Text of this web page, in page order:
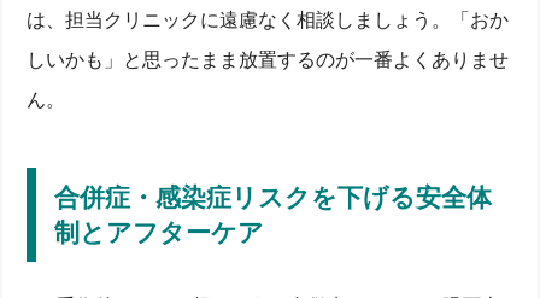
は、担当クリニックに遠慮なく相談しましょう。「おか
しいかも」と思ったまま放置するのが一番よくありませ
ん。
合併症・感染症リスクを下げる安全体
制とアフターケア